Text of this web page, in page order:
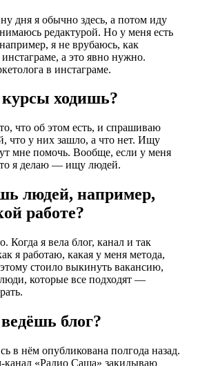
дня я обычно здесь, а потом иду
редактурой. Но у меня есть
я не врубаюсь, как
инстаграме, а это явно нужно.
в инстаграме.
ходишь?
что об этом есть, и спрашиваю
что у них зашло, а что нет. Ищу
мне помочь. Вообще, если у меня
я делаю — ищу людей.
людей, например,
работе?
Когда я вела блог, канал и так
я работаю, какая у меня метода,
стоило выкинуть вакансию,
которые все подходят —
блог?
в нём опубликована полгода назад.
канал «Радио Саша» закидываю